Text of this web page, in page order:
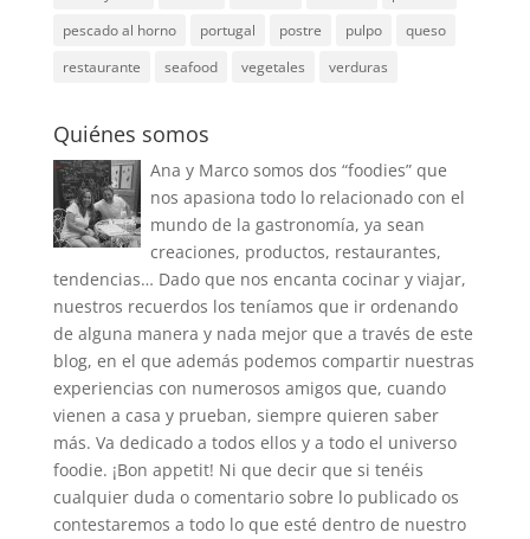
pescado al horno
portugal postre pulpo
queso
restaurante
seafood vegetales verduras
Quiénes somos
Ana y Marco somos dos “foodies” que
nos apasiona todo lo relacionado con el
mundo de la gastronomía, ya sean
creaciones, productos, restaurantes,
tendencias… Dado que nos encanta cocinar y viajar,
nuestros recuerdos los teníamos que ir ordenando
de alguna manera y nada mejor que a través de este
blog, en el que además podemos compartir nuestras
experiencias con numerosos amigos que, cuando
vienen a casa y prueban, siempre quieren saber
más. Va dedicado a todos ellos y a todo el universo
foodie. ¡Bon appetit! Ni que decir que si tenéis
cualquier duda o comentario sobre lo publicado os
contestaremos a todo lo que esté dentro de nuestro